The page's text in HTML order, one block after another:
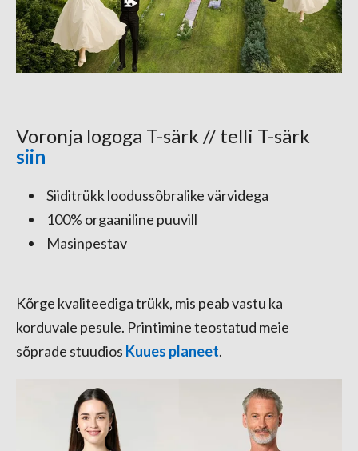
Voronja logoga T-särk // telli T-särk
siin
Siiditrükk loodussõbralike värvidega
100% orgaaniline puuvill
Masinpestav
Kõrge kvaliteediga trükk, mis peab vastu ka
korduvale pesule. Printimine teostatud meie
sõprade stuudios Kuues planeet.